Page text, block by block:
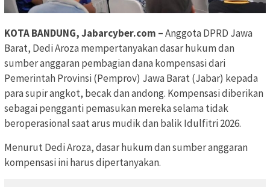
KOTA BANDUNG, Jabarcyber.com –Anggota DPRD Jawa
Barat, Dedi Aroza mempertanyakan dasar hukum dan
sumber anggaran pembagian dana kompensasi dari
Pemerintah Provinsi (Pemprov) Jawa Barat (Jabar) kepada
para supir angkot, becak dan andong. Kompensasi diberikan
sebagai pengganti pemasukan mereka selama tidak
beroperasional saat arus mudik dan balik Idulfitri 2026.
Menurut Dedi Aroza, dasar hukum dan sumber anggaran
kompensasi ini harus dipertanyakan.